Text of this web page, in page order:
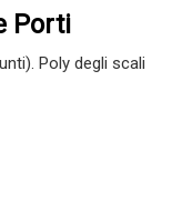
Porti
Poly degli scali